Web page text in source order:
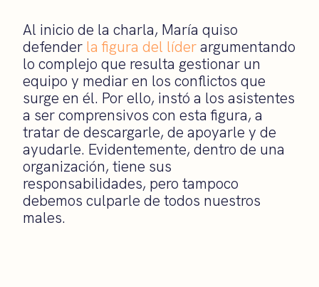
Al inicio de la charla, María quiso
defender la figura del líderargumentando
lo complejo que resulta gestionar un
equipo y mediar en los conflictos que
surge en él. Por ello, instó a los asistentes
a ser comprensivos con esta figura, a
tratar de descargarle, de apoyarle y de
ayudarle. Evidentemente, dentro de una
organización, tiene sus
responsabilidades, pero tampoco
debemos culparle de todos nuestros
males.